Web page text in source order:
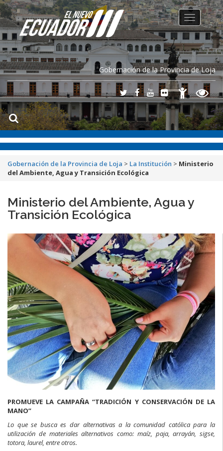
Gobernación de la Provincia de Loja
Toggle
navigation
Gobernación de la Provincia de Loja > La Institución > Ministerio
del Ambiente, Agua y Transición Ecológica
Ministerio del Ambiente, Agua y
Transición Ecológica
PROMUEVE LA CAMPAÑA “TRADICIÓN Y CONSERVACIÓN DE LA
MANO”
Lo que se busca es dar alternativas a la comunidad católica para la
utilización de materiales alternativos como: maíz, paja, arrayán, sigse,
totora, laurel, entre otros.